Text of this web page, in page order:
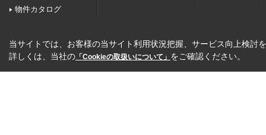
物件カタログ
当サイトでは、お客様の当サイト利用状況把握、サービス向上検討
詳しくは、当社の 「Cookieの取扱いについて」 をご確認ください。